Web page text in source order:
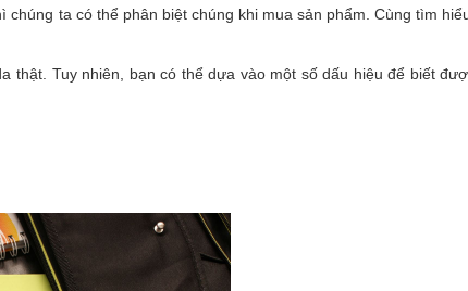
ta có thể phân biệt chúng khi mua sản phẩm. Cùng tìm
thật. Tuy nhiên, bạn có thể dựa vào một số dấu hiệu để biết